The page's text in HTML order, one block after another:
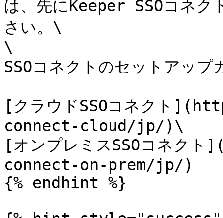
は、先にKeeper SSOコネク
さい。\
\
SSOコネクトのセットアッ
[クラウドSSOコネクト
connect-cloud/jp/)\
[オンプレミスSSOコネ
connect-on-prem/jp/)
{% endhint %}